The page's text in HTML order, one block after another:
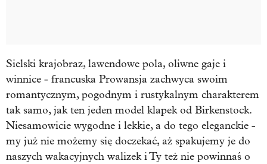
Sielski krajobraz, lawendowe pola, oliwne gaje i
winnice - francuska Prowansja zachwyca swoim
romantycznym, pogodnym i rustykalnym charakterem
tak samo, jak ten jeden model klapek od Birkenstock.
Niesamowicie wygodne i lekkie, a do tego eleganckie -
my już nie możemy się doczekać, aż spakujemy je do
naszych wakacyjnych walizek i Ty też nie powinnaś o